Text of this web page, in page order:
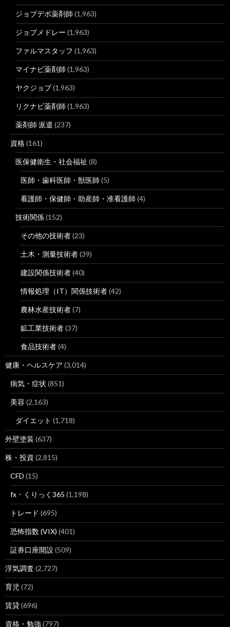
ジョブデポ薬剤師 (1,963)
ジョブメドレー (1,963)
ファルマスタッフ (1,963)
マイナビ薬剤師 (1,963)
ヤクジョブ(1,963)
リクナビ薬剤師 (1,963)
薬剤師 派遣 (237)
資格(161)
医保健衛生・社会福祉 (8)
医師・歯科医師・獣医師 (5)
看護師・保健師・助産師・准看護師 (4)
技術関係(152)
その他の技術者(23)
土木・測量技術者(39)
建設関係技術者(40)
情報処理（IT）関係技術者(42)
農林水産技術者(7)
鉱工業技術者(37)
食品技術者(4)
健康・ヘルスケア (3,014)
病気・症状 (851)
美容 (2,163)
ダイエット (1,718)
外壁塗装 (637)
株・投資 (2,815)
CFD (15)
fx・くりっく365 (1,198)
トレード (695)
恐怖指数 (VIX) (401)
証券口座開設 (509)
浮気調査 (2,727)
育児 (72)
賃貸(696)
資格・勉強 (797)